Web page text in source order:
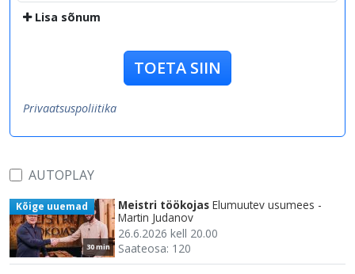
Lisa sõnum
TOETA SIIN
Privaatsuspoliitika
AUTOPLAY
30 min
Kõige uuemad Meistri töökojas Elumuutev usumees -
Martin Judanov
26.6.2026 kell 20.00
Saateosa: 120